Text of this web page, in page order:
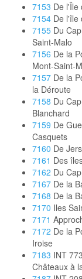
7153 De l'Île
7154 De l'île
7155 Du
Saint-Malo
7156 De la
Mont-Saint-
7157 De la
la Déroute
7158 Du
Blanchard
7159 De
Casquets
7160 De
7161 Des
7162 Du
7167 De la
7168 De la
7170 Iles
7171
7172 De la
Iroise
7183 INT
Châteaux à